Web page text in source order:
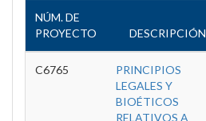
NÚM. DE
PROYECTO
DESCRIPCIÓN
C6765
PRINCIPIOS
LEGALES Y
BIOÉTICOS
RELATIVOS A